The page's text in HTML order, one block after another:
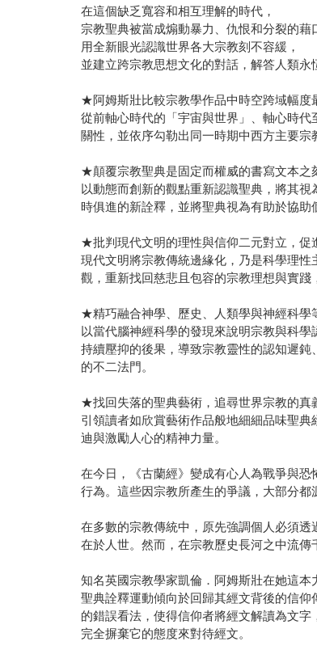
在這個缺乏寬容和相互理解的時代，
宗教聖典被當成煽動暴力、仇恨和分裂的藉
用全新眼光認識世界各大宗教刻不容緩，
並建立跨宗教思想文化的對話，解答人類永
★阿姆斯壯比較宗教學作品中時空跨域幅
從前軸心時代的「宇宙與世界」、軸心時
關性，並依序勾勒出同一時期中西方主要宗
★顛覆宗教聖典是固定而權威的書寫文本
以動態而創新的觀點重新認識聖典，將其
時俱進的新詮釋，並將聖典視為有助於協助
★批判現代文明的理性與信仰二元對立，
現代文明將宗教傳統邊緣化，乃是科學理
觀，重新找回慈悲且包容的宗教理想與實踐
★精巧融合神學、歷史、人類學與神經科
以當代腦神經科學的發現來說明宗教與科
持續壓抑的後果，導致宗教靈性的認知遲
的不二法門。
★找回失落的聖典藝術，追尋世界宗教的
引領讀者如欣賞藝術作品般地細細品味聖
迪與激勵人心的精神力量。
在今日，《古蘭經》變成有心人為戰爭與
行為。這些因宗教所產生的爭議，大部分
在多數的宗教傳統中，原先強調個人必須
在於人世。然而，在宗教歷史長河之中流
知名英國宗教學家凱倫．阿姆斯壯在她這
聖典詮釋運動傾向於回歸其經文背後的信
的錯誤看法，使得信仰者將經文解讀為文
完全摒棄它的態度來對待經文。